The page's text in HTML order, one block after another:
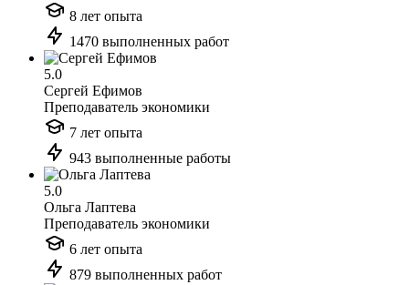
8 лет опыта
1470 выполненных работ
5.0
Сергей Ефимов
Преподаватель экономики
7 лет опыта
943 выполненные работы
5.0
Ольга Лаптева
Преподаватель экономики
6 лет опыта
879 выполненных работ